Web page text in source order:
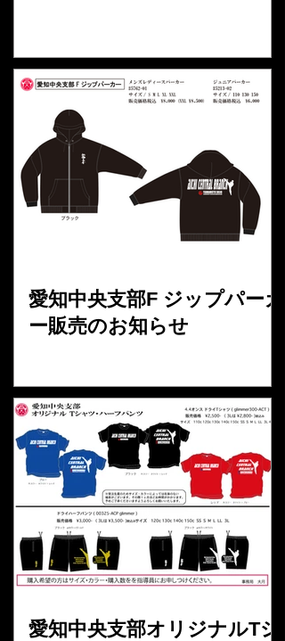
愛知中央支部F ジップパーカ
ー販売のお知らせ
愛知中央支部オリジナルTシ